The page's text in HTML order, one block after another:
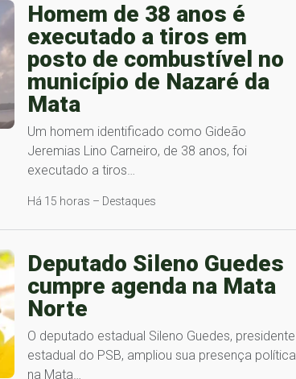
Homem de 38 anos é
executado a tiros em
posto de combustível no
município de Nazaré da
Mata
Um homem identificado como Gideão
Jeremias Lino Carneiro, de 38 anos, foi
executado a tiros…
Há 15 horas – Destaques
Deputado Sileno Guedes
cumpre agenda na Mata
Norte
O deputado estadual Sileno Guedes, presidente
estadual do PSB, ampliou sua presença política
na Mata…